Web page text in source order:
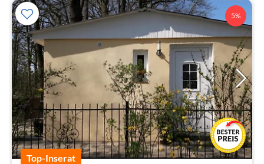
5%
Top-Inserat